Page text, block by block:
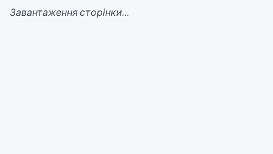
Завантаження сторінки...